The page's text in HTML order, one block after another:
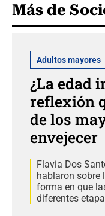
Más de
Adultos mayores
¿La edad
reflexión
de los
envejecer
Flavia Dos
hablaron sobre
forma en que
diferentes